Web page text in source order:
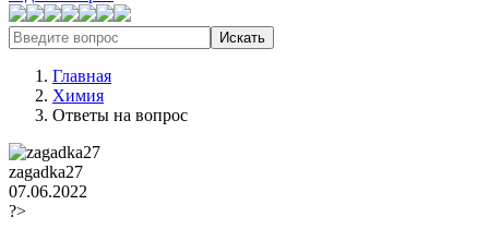
Искать
Главная
Химия
Ответы на вопрос
zagadka27
07.06.2022
?>